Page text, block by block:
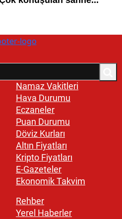
Namaz Vakitleri
Hava Durumu
Eczaneler
Puan Durumu
Döviz Kurları
Altın Fiyatları
Kripto Fiyatları
E-Gazeteler
Ekonomik Takvim
Rehber
Yerel Haberler